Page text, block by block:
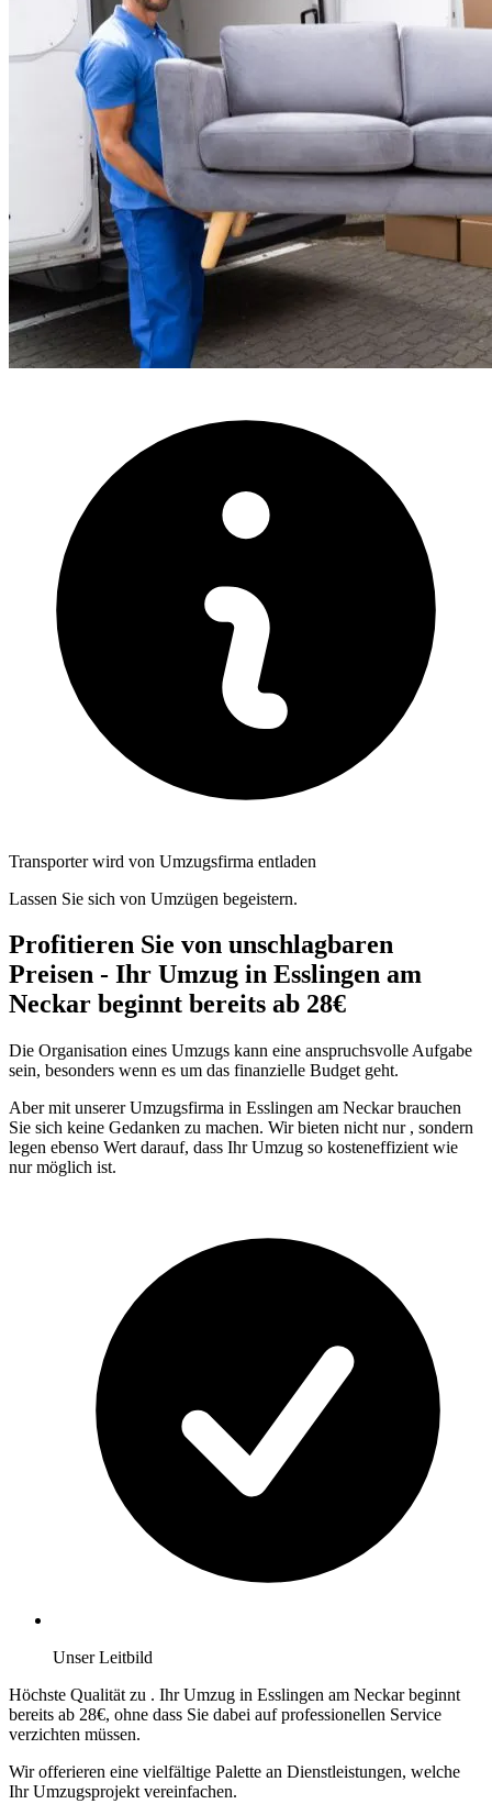
Transporter wird von Umzugsfirma entladen
Lassen Sie sich von Umzügen begeistern.
Profitieren Sie von unschlagbaren
Preisen - Ihr Umzug in Esslingen am
Neckar beginnt bereits ab 28€
Die Organisation eines Umzugs kann eine anspruchsvolle Aufgabe
sein, besonders wenn es um das finanzielle Budget geht.
Aber mit unserer Umzugsfirma in Esslingen am Neckar brauchen
Sie sich keine Gedanken zu machen. Wir bieten nicht nur , sondern
legen ebenso Wert darauf, dass Ihr Umzug so kosteneffizient wie
nur möglich ist.
Unser Leitbild
Höchste Qualität zu . Ihr Umzug in Esslingen am Neckar beginnt
bereits ab 28€, ohne dass Sie dabei auf professionellen Service
verzichten müssen.
Wir offerieren eine vielfältige Palette an Dienstleistungen, welche
Ihr Umzugsprojekt vereinfachen.